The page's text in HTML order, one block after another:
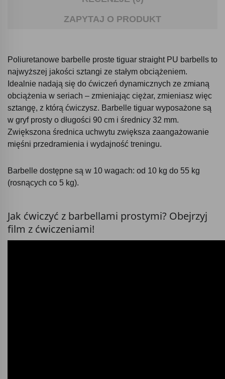
ZAPYTAJ O PRODUKT
Poliuretanowe barbelle proste tiguar straight PU barbells to
najwyższej jakości sztangi ze stałym obciążeniem.
Idealnie nadają się do ćwiczeń dynamicznych ze zmianą
obciążenia w seriach – zmieniając ciężar, zmieniasz więc
sztangę, z którą ćwiczysz. Barbelle tiguar wyposażone są
w gryf prosty o długości 90 cm i średnicy 32 mm.
Zwiększona średnica uchwytu zwiększa zaangażowanie
mięśni przedramienia i wydajność treningu.
Barbelle dostępne są w 10 wagach: od 10 kg do 55 kg
(rosnących co 5 kg).
Jak ćwiczyć z barbellami prostymi? Obejrzyj
film z ćwiczeniami!